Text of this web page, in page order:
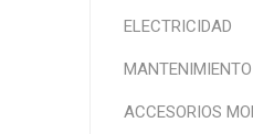
ELECTRICIDAD
MANTENIMIENTO
ACCESORIOS